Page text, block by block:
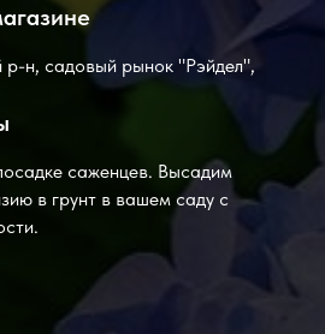
н, садовый рынок "Рэйдел",
саженцев. Высадим
в грунт в вашем саду с